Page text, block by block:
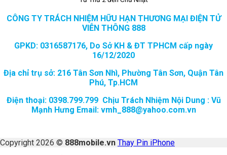
CÔNG TY TRÁCH NHIỆM HỮU HẠN THƯƠNG MẠI ĐIỆN TỬ
VIỄN THÔNG 888
GPKD: 0316587176, Do Sở KH & ĐT TPHCM cấp ngày
16/12/2020
Địa chỉ trụ sở: 216 Tân Sơn Nhì, Phường Tân Sơn, Quận Tân
Phú, Tp.HCM
Điện thoại: 0398.799.799 Chịu Trách Nhiệm Nội Dung : Vũ
Mạnh Hưng Email: vmh_888@yahoo.com.vn
Copyright 2026 © 888mobile.vn Thay Pin iPhone